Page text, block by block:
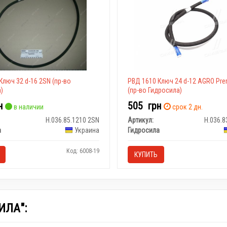
32 d-16 2SN (пр-во
в наличии
Н.036.85.1210 2SN
Украина
Код: 6008-19
РВД 1610 Ключ 24 d-12 AGRO
(пр-во Гидросила)
505 грн
срок 2 дн.
Артикул:
Гидросила
КУПИТЬ